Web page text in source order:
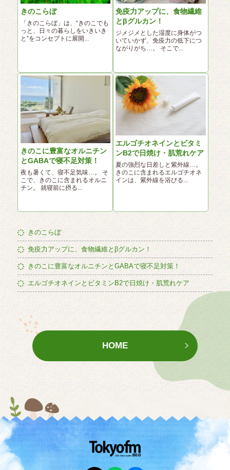
きのこらぼ
「きのこらぼ」は、“きのこでも
っと、日々の暮らしをいきいき
と”をコンセプトに展開...
免疫力アップに、食物繊維
とβグルカン！
ジメジメとした湿度に身体がつ
いていかず、免疫力の低下につ
ながりがち…。 そこで...
きのこに豊富なオルニチン
とGABAで寝不足対策！
夜も暑くて、寝不足気味…。 そ
こで、きのこに含まれるオルニ
チン。 就寝前に摂る...
エルゴチオネインとビタミ
ンB2で日焼け・肌荒れケア
夏の強烈な日差しと紫外線…。
きのこに含まれるエルゴチオネ
インは、紫外線を浴びる...
きのこらぼ
免疫力アップに、食物繊維とβグルカン！
きのこに豊富なオルニチンとGABAで寝不足対策！
エルゴチオネインとビタミンB2で日焼け・肌荒れケア
HOME